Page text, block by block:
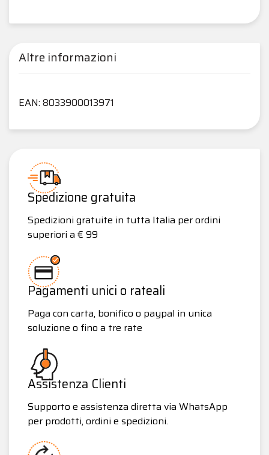
Altre informazioni
EAN: 8033900013971
Spedizione gratuita
Spedizioni gratuite in tutta Italia per ordini
superiori a € 99
Pagamenti unici o rateali
Paga con carta, bonifico o paypal in unica
soluzione o fino a tre rate
Assistenza Clienti
Supporto e assistenza diretta via WhatsApp
per prodotti, ordini e spedizioni.